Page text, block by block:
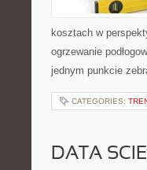
kosztach w
ogrzewanie
jednym punkcie
CATEGORIES:
DATA